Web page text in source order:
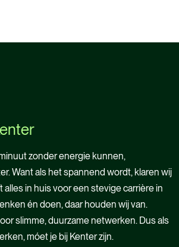
zonder energie kunnen,
Want als het spannend wordt, klaren wij
alles in huis voor een stevige carrière in
én doen, daar houden wij van.
slimme, duurzame netwerken. Dus als
móet je bij Kenter zijn.